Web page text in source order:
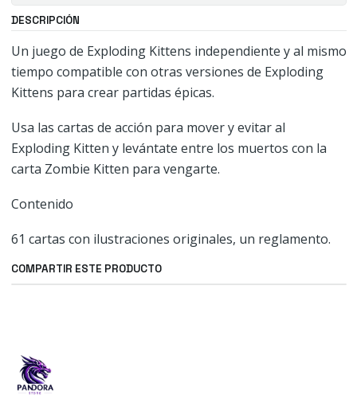
DESCRIPCIÓN
Un juego de Exploding Kittens independiente y al mismo
tiempo compatible con otras versiones de Exploding
Kittens para crear partidas épicas.
Usa las cartas de acción para mover y evitar al
Exploding Kitten y levántate entre los muertos con la
carta Zombie Kitten para vengarte.
Contenido
61 cartas con ilustraciones originales, un reglamento.
COMPARTIR ESTE PRODUCTO